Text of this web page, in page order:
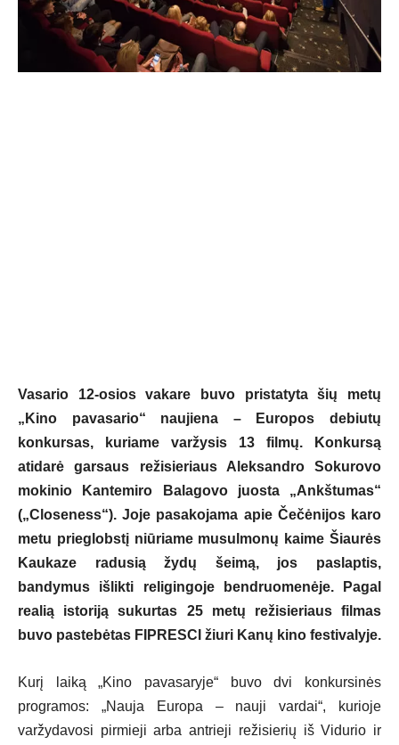
Vasario 12-osios vakare buvo pristatyta šių metų
„Kino pavasario“ naujiena – Europos debiutų
konkursas, kuriame varžysis 13 filmų. Konkursą
atidarė garsaus režisieriaus Aleksandro Sokurovo
mokinio Kantemiro Balagovo juosta „Ankštumas“
(„Closeness“). Joje pasakojama apie Čečėnijos karo
metu prieglobstį niūriame musulmonų kaime Šiaurės
Kaukaze radusią žydų šeimą, jos paslaptis,
bandymus išlikti religingoje bendruomenėje. Pagal
realią istoriją sukurtas 25 metų režisieriaus filmas
buvo pastebėtas FIPRESCI žiuri Kanų kino festivalyje.
Kurį laiką „Kino pavasaryje“ buvo dvi konkursinės
programos: „Nauja Europa – nauji vardai“, kurioje
varžydavosi pirmieji arba antrieji režisierių iš Vidurio ir